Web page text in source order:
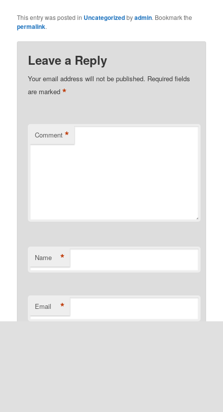
This entry was posted in Uncategorizedbyadmin. Bookmark the
permalink.
Leave a Reply
Your email address will not be published. Required fields
are marked*
Comment *
Name *
Email *